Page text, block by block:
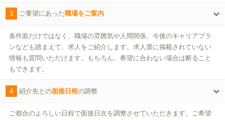
3 ご要望にあった職場をご案内
条件面だけではなく、職場の雰囲気や人間関係、今後のキャリアプラ
ンなども踏まえて、求人をご紹介します。求人票に掲載されていない
情報も質問いただけます。もちろん、希望に合わない場合は断ること
もできます。
4 紹介先との面接日程の調整
ご都合のよろしい日程で面接日次を調整させていただきます。ご希望